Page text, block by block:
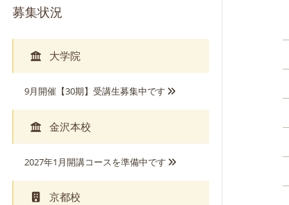
募集状況
大学院
9月開催【30期】受講生募集中です
金沢本校
2027年1月開講コースを準備中です
京都校